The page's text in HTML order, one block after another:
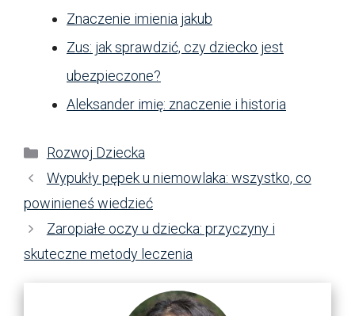
Znaczenie imienia jakub
Zus: jak sprawdzić, czy dziecko jest
ubezpieczone?
Aleksander imię: znaczenie i historia
Kategorie
Rozwoj Dziecka
Wypukły pępek u niemowlaka: wszystko, co
powinieneś wiedzieć
Zaropiałe oczy u dziecka: przyczyny i
skuteczne metody leczenia